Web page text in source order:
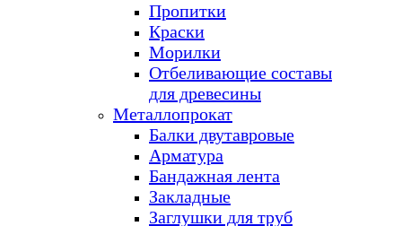
Пропитки
Краски
Морилки
Отбеливающие составы
для древесины
Металлопрокат
Балки двутавровые
Арматура
Бандажная лента
Закладные
Заглушки для труб